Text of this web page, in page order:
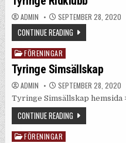
ADMIN SEPTEMBER 28, 2020
CONTINUE READING
Posted
in
FÖRENINGAR
Tyringe Simsällskap
ADMIN SEPTEMBER 28, 2020
Tyringe Simsällskap hemsida
CONTINUE READING
Posted
FÖRENINGAR